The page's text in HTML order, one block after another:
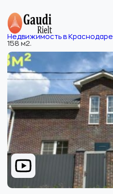
Недвижимость в Краснодаре
158 м2.